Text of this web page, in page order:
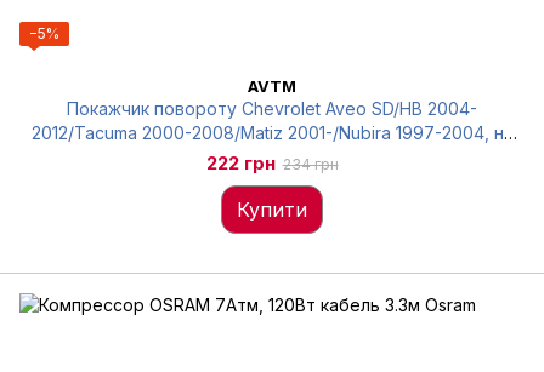
−5%
AVTM
Покажчик повороту Chevrolet Aveo SD/HB 2004-
2012/Tacuma 2000-2008/Matiz 2001-/Nubira 1997-2004, на
крилі, жовтий, AVTM, 181141 KB10-E
222 грн 234 грн
Купити